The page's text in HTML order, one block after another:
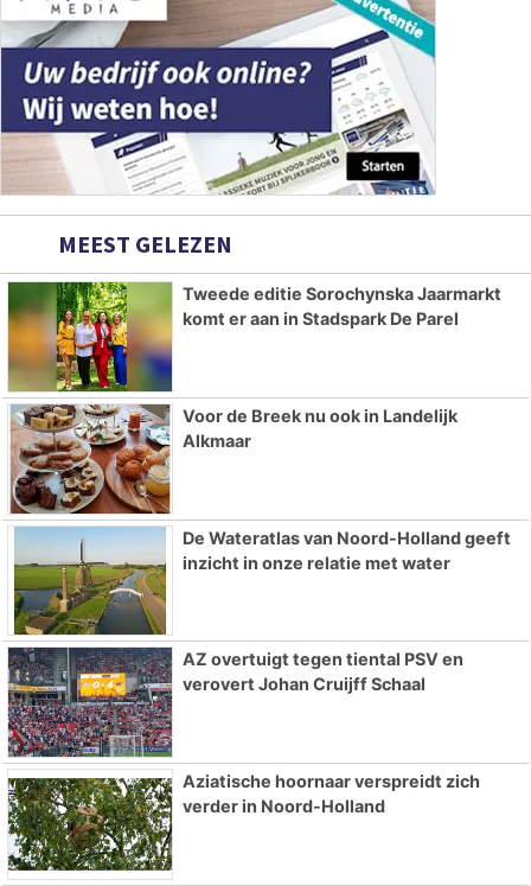
MEEST GELEZEN
Tweede editie Sorochynska Jaarmarkt
komt er aan in Stadspark De Parel
Voor de Breek nu ook in Landelijk
Alkmaar
De Wateratlas van Noord-Holland geeft
inzicht in onze relatie met water
AZ overtuigt tegen tiental PSV en
verovert Johan Cruijff Schaal
Aziatische hoornaar verspreidt zich
verder in Noord-Holland